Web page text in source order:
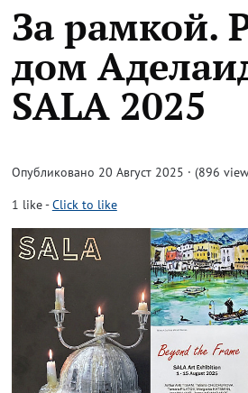
За рамкой.
дом
SALA 2025
Опубликовано 20 Август 2025 · (896
1 like-Click to like